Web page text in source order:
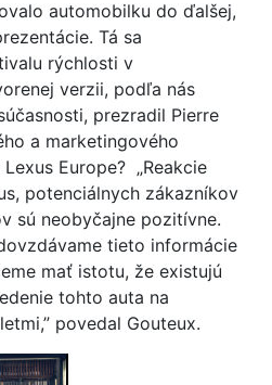
automobilku do ďalšej,
Tá sa
rýchlosti v
verzii, podľa nás
prezradil Pierre
a marketingového
Europe? „Reakcie
potenciálnych zákazníkov
sú neobyčajne pozitívne.
tieto informácie
mať istotu, že existujú
tohto auta na
povedal Gouteux.